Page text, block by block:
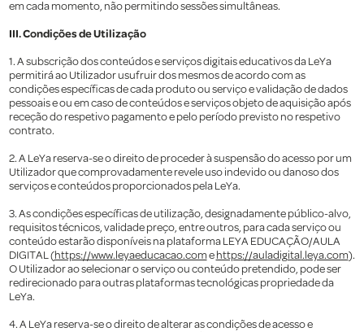
em cada momento, não permitindo sessões simultâneas.
III. Condições de Utilização
1. A subscrição dos conteúdos e serviços digitais educativos da LeYa
permitirá ao Utilizador usufruir dos mesmos de acordo com as
condições específicas de cada produto ou serviço e validação de dados
pessoais e ou em caso de conteúdos e serviços objeto de aquisição após
receção do respetivo pagamento e pelo período previsto no respetivo
contrato.
2. A LeYa reserva-se o direito de proceder à suspensão do acesso por um
Utilizador que comprovadamente revele uso indevido ou danoso dos
serviços e conteúdos proporcionados pela LeYa.
3. As condições específicas de utilização, designadamente público-alvo,
requisitos técnicos, validade preço, entre outros, para cada serviço ou
conteúdo estarão disponíveis na plataforma LEYA EDUCAÇÃO/AULA
DIGITAL (https://www.leyaeducacao.com e https://auladigital.leya.com).
O Utilizador ao selecionar o serviço ou conteúdo pretendido, pode ser
redirecionado para outras plataformas tecnológicas propriedade da
LeYa.
4. A LeYa reserva-se o direito de alterar as condições de acesso e